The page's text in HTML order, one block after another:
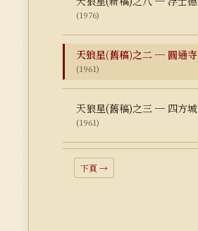
(1976)
天狼星(舊稿)之二 ─ 圓通寺
(1961)
天狼星(舊稿)之三 ─ 四方城
(1961)
下頁 →